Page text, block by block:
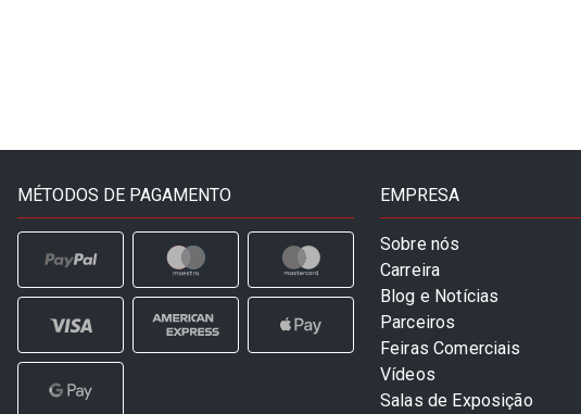
MÉTODOS DE PAGAMENTO EMPRESA
Sobre nós
Carreira
Blog e Notícias
Parceiros
Feiras Comerciais
Vídeos
Salas de Exposição